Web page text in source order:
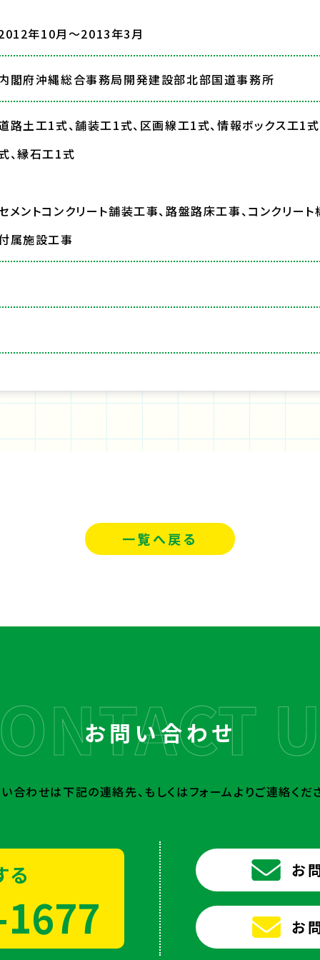
年10月～2013年3月
閣府沖縄総合事務局開発建設部北部国道事務所
路土工1式、舗装工1式、区画線工1式、情報ボックス工1
、縁石工1式
メントコンクリート舗装工事、路盤路床工事、コンクリー
属施設工事
一覧へ戻る
お問い合わせ
合わせは下記の連絡先、もしくはフォームよりご連絡くだ
る お
お